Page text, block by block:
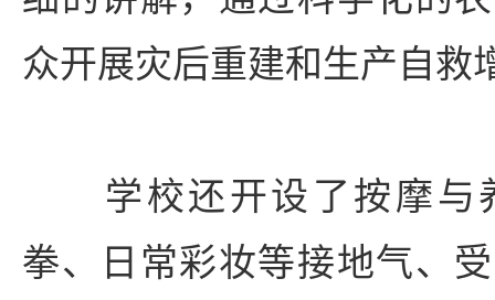
众开展灾后重建和生产自救
学校还开设了按摩与
拳、日常彩妆等接地气、